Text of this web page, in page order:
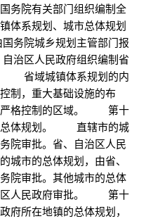
务院有关部门组织编制全
体系规划、城市总体规划
院城乡规划主管部门报
区人民政府组织编制省
省域城镇体系规划的内
制，重大基础设施的布
严格控制的区域。 第十
总体规划。 直辖市的城
院审批。省、自治区人民
城市的总体规划，由省、
院审批。其他城市的总体
区人民政府审批。 第十
所在地镇的总体规划，